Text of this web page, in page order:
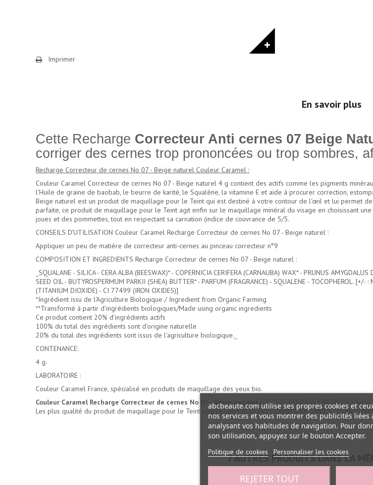
Imprimer
En savoir plus
Cette Recharge Correcteur Anti cernes 07 Beige
corriger des cernes trop prononcées ou trop sombres,
Recharge Correcteur de cernes No 07 - Beige naturel Couleur Caramel :
Couleur Caramel Correcteur de cernes No 07 - Beige naturel 4 g contient des actifs comme les pigments
l'Huile de graine de baobab, le beurre de karité, le Squalène, la vitamine E et aide à procurer correction,
Beige naturel est un produit de maquillage pour le Teint qui est destiné à votre contour de l'œil et lui permet
parfaite, ce produit de maquillage pour le Teint agit enfin sur le maquillage minéral du visage en choisissant
joues et des pommettes, tout en respectant sa carnation (indice de couvrance de 5/5.
CONSEILS D'UTILISATION Couleur Caramel Recharge Correcteur de cernes No 07 - Beige naturel :
Appliquer un peu de matière de correcteur anti-cernes au pinceau correcteur n°9
COMPOSITION ET INGREDIENTS Recharge Correcteur de cernes No 07 - Beige naturel :
_SQUALANE - SILICA - CERA ALBA (BEESWAX)* - COPERNICIA CERIFERA (CARNAUBA) WAX* - PRUNUS
SEED OIL - BUTYROSPERMUM PARKII (SHEA) BUTTER* - PARFUM (FRAGRANCE) - SQUALENE - TOCOPHEROL.
(TITANIUM DIOXIDE) - CI 77499 (IRON OXIDES)]
*Ingrédient issu de l'Agriculture Biologique / Ingredient from Organic Farming
**Transformé à partir d'ingrédients biologiques/Made using organic ingredients
Ce produit contient 20% d'ingrédients actifs
100% du total des ingrédients sont d'origine naturelle
20% du total des ingrédients sont issus de l'agriculture biologique._
CONTENANCE:
4 g.
LABORATOIRE :
Couleur Caramel France, spécialisé en produits de maquillage des yeux bio.
Couleur Caramel Recharge Correcteur de cernes No 07 - Beige naturel
ECOCERT COSMOS ORGANICS
Les plus qualité du produit de maquillage pour le Teint sont le label ECOCERT COSMOS ORGANICS Charte
7 AUTRES PRODUITS DANS LA
abcbeaute.com utilise ses propres cookies et
nos services et vous montrer des publicités liées
analysant vos habitudes de navigation. Pour
son utilisation, appuyez sur le bouton Accepter.
Politique de cookies Personnaliser les cookies
REJETER TOUT